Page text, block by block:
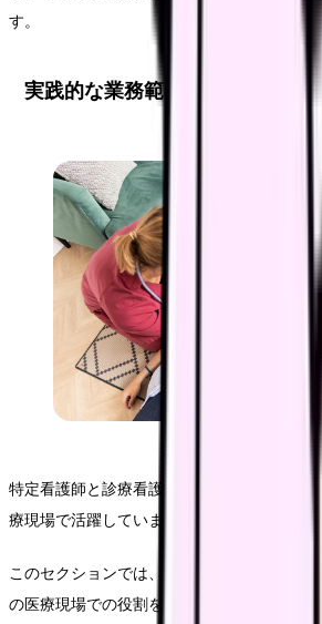
す。
実践的な業務範囲と活動領域
特定看護師と診療看護師は、それぞれの専
療現場で活躍しています。
このセクションでは、具体的な業務内容や
の医療現場での役割を詳しく解説します。